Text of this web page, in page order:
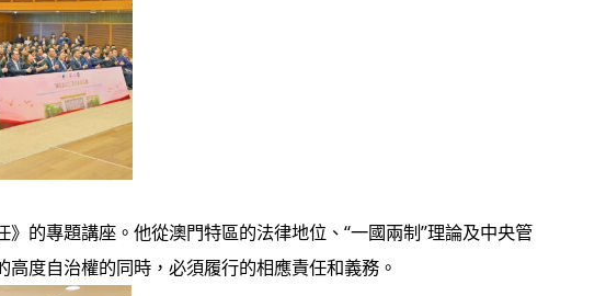
的專題講座。他從澳門特區的法律地位、“一國兩制”理論及中央管
度自治權的同時，必須履行的相應責任和義務。